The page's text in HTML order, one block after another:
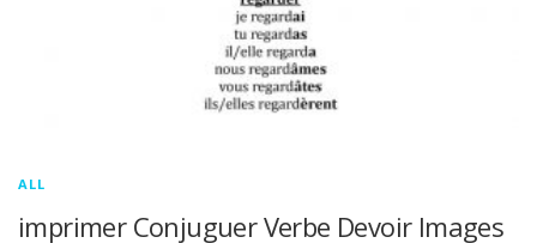
ALL
imprimer Conjuguer Verbe Devoir Images